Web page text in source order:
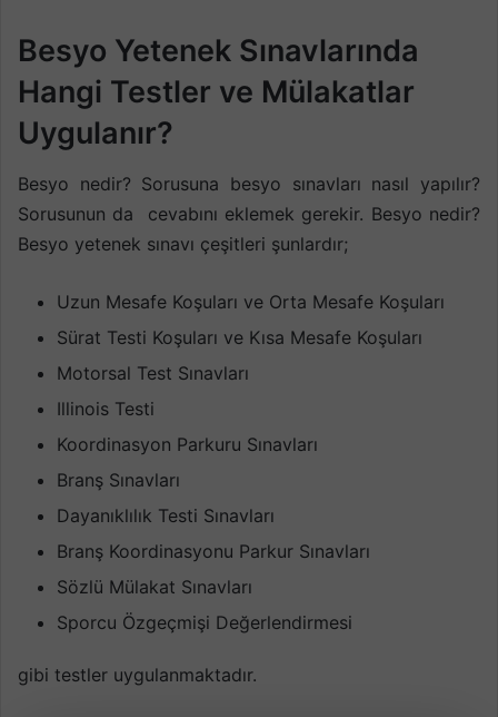
Besyo Yetenek Sınavlarında
Hangi Testler ve Mülakatlar
Uygulanır?
Besyo nedir? Sorusuna besyo sınavları nasıl yapılır?
Sorusunun da cevabını eklemek gerekir. Besyo nedir?
Besyo yetenek sınavı çeşitleri şunlardır;
Uzun Mesafe Koşuları ve Orta Mesafe Koşuları
Sürat Testi Koşuları ve Kısa Mesafe Koşuları
Motorsal Test Sınavları
Illinois Testi
Koordinasyon Parkuru Sınavları
Branş Sınavları
Dayanıklılık Testi Sınavları
Branş Koordinasyonu Parkur Sınavları
Sözlü Mülakat Sınavları
Sporcu Özgeçmişi Değerlendirmesi
gibi testler uygulanmaktadır.